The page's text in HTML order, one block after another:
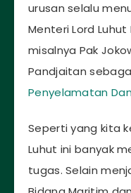
urusan selalu
Menteri Lord
misalnya Pak
Pandjaitan
Penyelamatan
Seperti yang kita
Luhut ini banyak
tugas. Selain